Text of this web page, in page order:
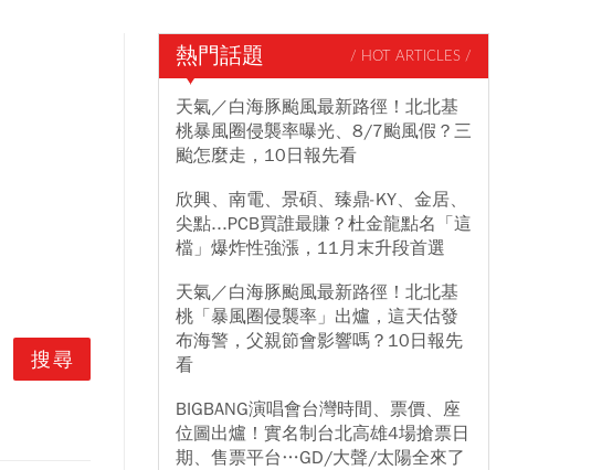
熱門話題 / HOT ARTICLES /
天氣／白海豚颱風最新路徑！北北基
桃暴風圈侵襲率曝光、8/7颱風假？三
颱怎麼走，10日報先看
欣興、南電、景碩、臻鼎-KY、金居、
尖點...PCB買誰最賺？杜金龍點名「這
檔」爆炸性強漲，11月末升段首選
天氣／白海豚颱風最新路徑！北北基
桃「暴風圈侵襲率」出爐，這天估發
布海警，父親節會影響嗎？10日報先
看
BIGBANG演唱會台灣時間、票價、座
位圖出爐！實名制台北高雄4場搶票日
期、售票平台…GD/大聲/太陽全來了